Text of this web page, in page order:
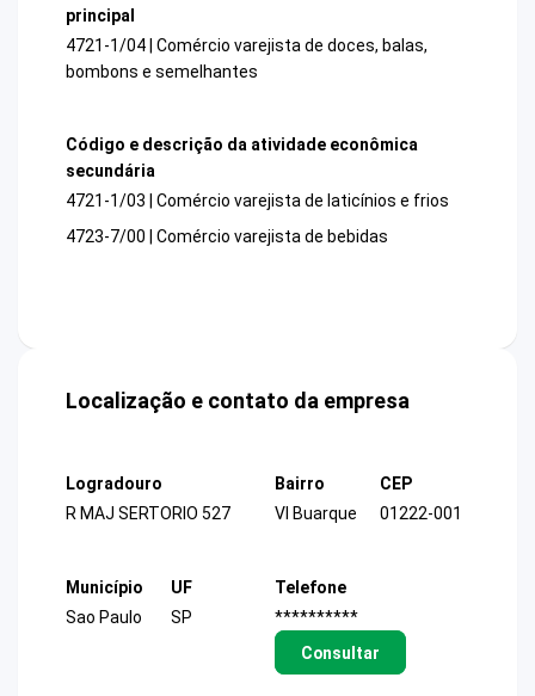
principal
4721-1/04 | Comércio varejista de doces, balas,
bombons e semelhantes
Código e descrição da atividade econômica
secundária
4721-1/03 | Comércio varejista de laticínios e frios
4723-7/00 | Comércio varejista de bebidas
Localização e contato da empresa
Logradouro
R MAJ SERTORIO 527
Bairro
Vl Buarque
CEP
01222-001
Município
Sao Paulo
UF
SP
Telefone
**********
Consultar